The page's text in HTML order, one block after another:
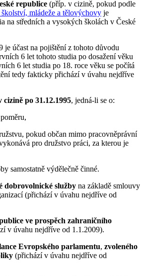
republice (příp. v cizině, pokud podle
mládeže a tělovýchovy je
na středních a vysokých školách v České
je účast na pojištění z tohoto důvodu
6 let tohoto studia po dosažení věku
6 let studia po 18. roce věku se počítá
tedy fakticky přichází v úvahu nejdříve
po 31.12.1995, jedná-li se o:
pokud občan mimo pracovněprávní
pro družstvo práci, za kterou je
samostatně výdělečně činné.
dobrovolnické služby na základě smlouvy
(přichází v úvahu nejdříve od
ve prospěch zahraničního
v úvahu nejdříve od 1.1.2009).
Evropského parlamentu, zvoleného
(přichází v úvahu nejdříve od